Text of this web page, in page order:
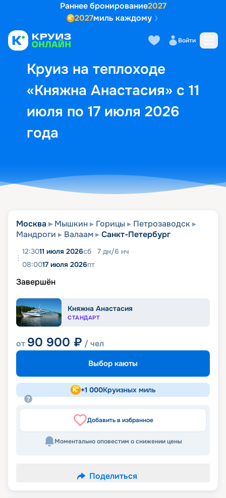
Раннее бронирование2027
2027миль каждому
Войти
Круиз на теплоходе
«Княжна Анастасия» с 11
июля по 17 июля 2026
года
Выбор кают Маршрут и
Москва Мышкин Горицы
Петрозаводск
Мандроги
Валаам Санкт-Петербург
12:3011 июля 2026сб 7 дн/6 нч
08:0017 июля 2026пт
Завершён
Княжна Анастасия
СТАНДАРТ
от 90 900 ₽ / чел
Выбор каюты
+1 000Круизных миль
Добавить в избранное
Моментально оповестим о снижении цены
Поделиться